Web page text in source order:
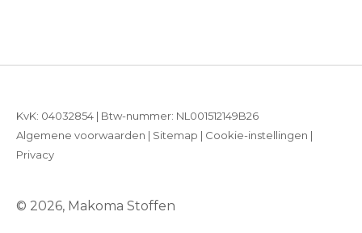
© 2026, Makoma Stoffen
KvK: 04032854 | Btw-nummer: NL001512149B26
Algemene voorwaarden | Sitemap | Cookie-instellingen |
Privacy